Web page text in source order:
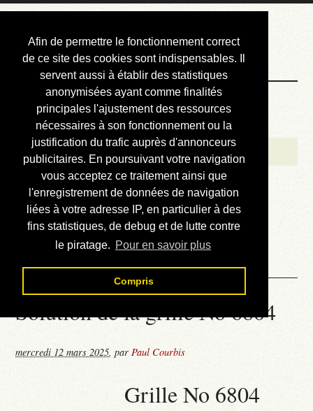
Afin de permettre le fonctionnement correct
de ce site des cookies sont indispensables. Il
servent aussi à établir des statistiques
anonymisées ayant comme finalités
principales l'ajustement des ressources
nécessaires à son fonctionnement ou la
justification du trafic auprès d'annonceurs
publicitaires. En poursuivant votre navigation
vous acceptez ce traitement ainsi que
l'enregistrement de données de navigation
liées à votre adresse IP, en particulier à des
fins statistiques, de debug et de lutte contre
le piratage. Pour en savoir plus
Compris
Courbis, « LE »
Blog Officiel
Bienvenue
Réalisations
Divers (et d’été)
Annonces
Liens externes
Téléchargement
Contact
Solution de la grille No 6804
mercredi 12 mars 2025,parPaul Courbis
Grille No 6804